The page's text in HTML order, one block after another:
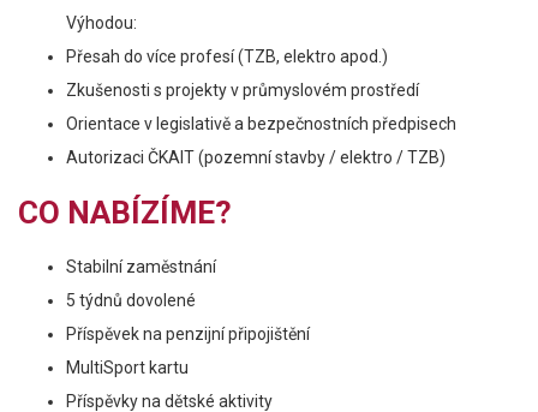
Výhodou:
Přesah do více profesí (TZB, elektro apod.)
Zkušenosti s projekty v průmyslovém prostředí
Orientace v legislativě a bezpečnostních předpisech
Autorizaci ČKAIT (pozemní stavby / elektro / TZB)
CO NABÍZÍME?
Stabilní zaměstnání
5 týdnů dovolené
Příspěvek na penzijní připojištění
MultiSport kartu
Příspěvky na dětské aktivity